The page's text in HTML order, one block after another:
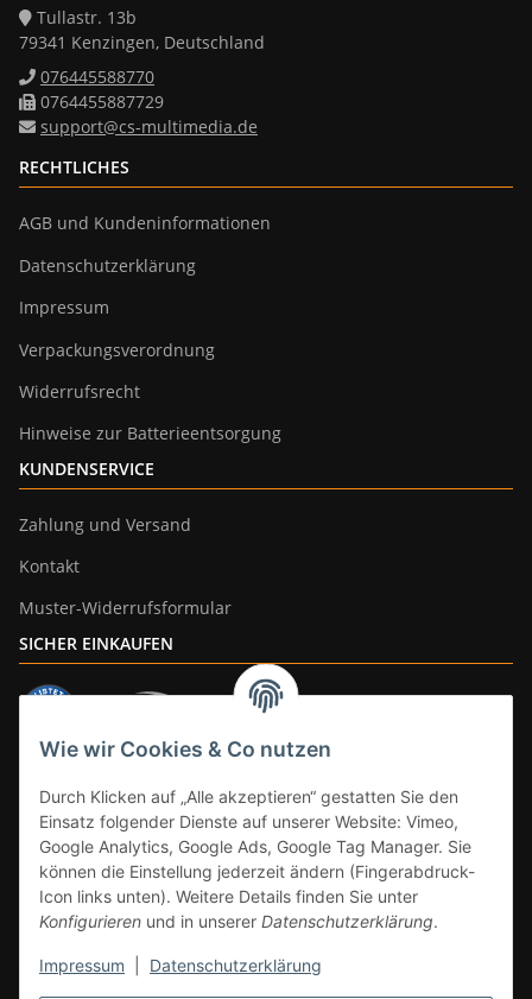
Wie wir Cookies & Co nutzen
Durch Klicken auf „Alle akzeptieren“ gestatten Sie den
Einsatz folgender Dienste auf unserer Website: Vimeo,
Google Analytics, Google Ads, Google Tag Manager. Sie
können die Einstellung jederzeit ändern (Fingerabdruck-
Icon links unten). Weitere Details finden Sie unter
Konfigurieren und in unserer Datenschutzerklärung.
Impressum Datenschutzerklärung
Tullastr. 13b
79341 Kenzingen, Deutschland
076445588770
0764455887729
support@cs-multimedia.de
RECHTLICHES
AGB und Kundeninformationen
Datenschutzerklärung
Impressum
Verpackungsverordnung
Widerrufsrecht
Hinweise zur Batterieentsorgung
KUNDENSERVICE
Zahlung und Versand
Kontakt
Muster-Widerrufsformular
SICHER EINKAUFEN